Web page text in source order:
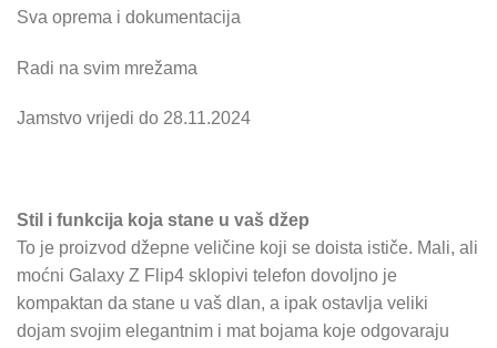
Sva oprema i dokumentacija
Radi na svim mrežama
Jamstvo vrijedi do 28.11.2024
Stil i funkcija koja stane u vaš džep
To je proizvod džepne veličine koji se doista ističe. Mali, ali
moćni Galaxy Z Flip4 sklopivi telefon dovoljno je
kompaktan da stane u vaš dlan, a ipak ostavlja veliki
dojam svojim elegantnim i mat bojama koje odgovaraju